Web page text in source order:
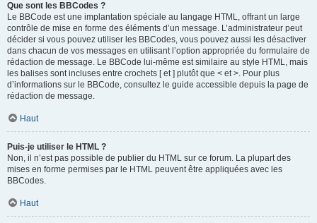
Que sont les BBCodes ?
Le BBCode est une implantation spéciale au langage HTML, offrant un large
contrôle de mise en forme des éléments d’un message. L’administrateur peut
décider si vous pouvez utiliser les BBCodes, vous pouvez aussi les désactiver
dans chacun de vos messages en utilisant l’option appropriée du formulaire de
rédaction de message. Le BBCode lui-même est similaire au style HTML, mais
les balises sont incluses entre crochets [ et ] plutôt que < et >. Pour plus
d’informations sur le BBCode, consultez le guide accessible depuis la page de
rédaction de message.
Haut
Puis-je utiliser le HTML ?
Non, il n’est pas possible de publier du HTML sur ce forum. La plupart des
mises en forme permises par le HTML peuvent être appliquées avec les
BBCodes.
Haut